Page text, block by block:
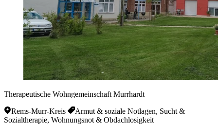
Therapeutische Wohngemeinschaft Murrhardt
Rems-Murr-Kreis
Armut & soziale Notlagen, Sucht &
Sozialtherapie, Wohnungsnot & Obdachlosigkeit